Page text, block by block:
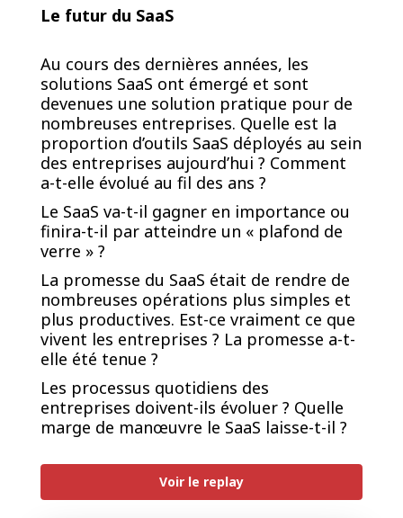
Le futur du SaaS
Au cours des dernières années, les
solutions SaaS ont émergé et sont
devenues une solution pratique pour de
nombreuses entreprises. Quelle est la
proportion d’outils SaaS déployés au sein
des entreprises aujourd’hui ? Comment
a-t-elle évolué au fil des ans ?
Le SaaS va-t-il gagner en importance ou
finira-t-il par atteindre un « plafond de
verre » ?
La promesse du SaaS était de rendre de
nombreuses opérations plus simples et
plus productives. Est-ce vraiment ce que
vivent les entreprises ? La promesse a-t-
elle été tenue ?
Les processus quotidiens des
entreprises doivent-ils évoluer ? Quelle
marge de manœuvre le SaaS laisse-t-il ?
Voir le replay
PREMIUM